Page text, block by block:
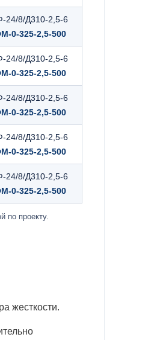
24/8/Д310-2,5-6
0-325-2,5-500
24/8/Д310-2,5-6
0-325-2,5-500
24/8/Д310-2,5-6
0-325-2,5-500
24/8/Д310-2,5-6
0-325-2,5-500
24/8/Д310-2,5-6
0-325-2,5-500
по проекту.
жесткости.